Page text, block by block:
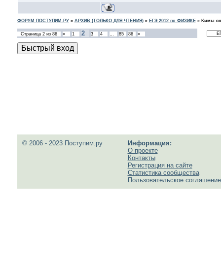
ФОРУМ ПОСТУПИМ.РУ» АРХИВ (ТОЛЬКО ДЛЯ ЧТЕНИЯ)» ЕГЭ 2012 по ФИЗИКЕ» Кимы
Страница 2из 86 « 1 2 3 4 … 85 86 »
© 2006 - 2023 Поступим.ру
Информация:
О проекте
Контакты
Регистрация на сайте
Статистика сообщества
Пользовательское соглашение